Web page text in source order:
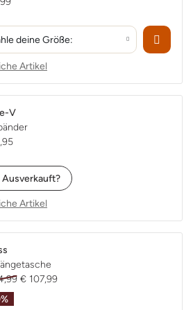
zu dienen, verwenden wir
Website. Funktionale und
sorgen dafür, dass die Website
und kontinuierlich
Cookies werden immer
keine Zustimmung. Für
die wir verwenden, um deine
und dir personalisierte
bitten wir um deine
du auf "Ablehnen" klickst,
und analytischen
Präferenzen anzupassen.
Einverstanden und weiter
deine Größe:
Artikel
V
Ausverkauft?
Artikel
€ 107,99